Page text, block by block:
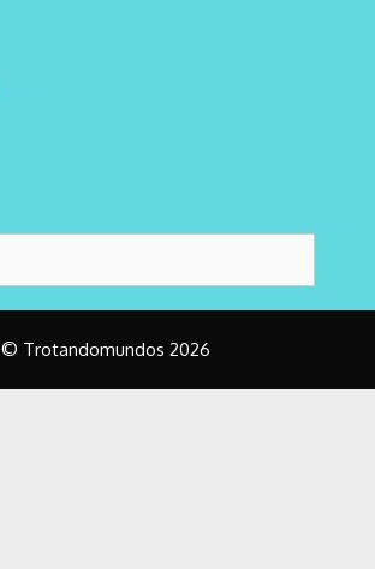
© Trotandomundos 2026